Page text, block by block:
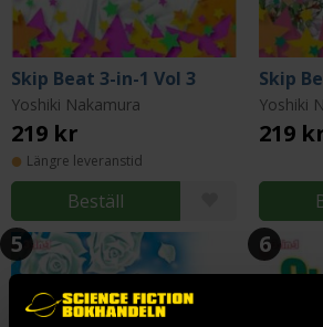
Skip Beat 3-in-1 Vol 3
Yoshiki Nakamura
219 kr
Längre leveranstid
Beställ
Skip
Yoshiki
219
5 6